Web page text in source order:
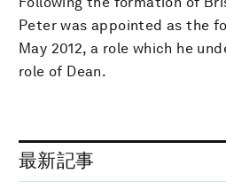
Peter was appointed as the
May 2012, a role which he
role of Dean.
最新記事